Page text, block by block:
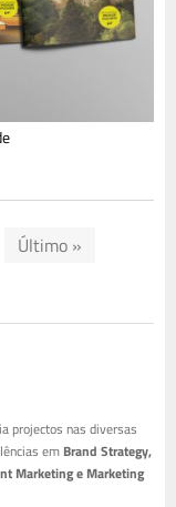
Último »
projectos nas diversas
em Brand Strategy,
Marketing e Marketing